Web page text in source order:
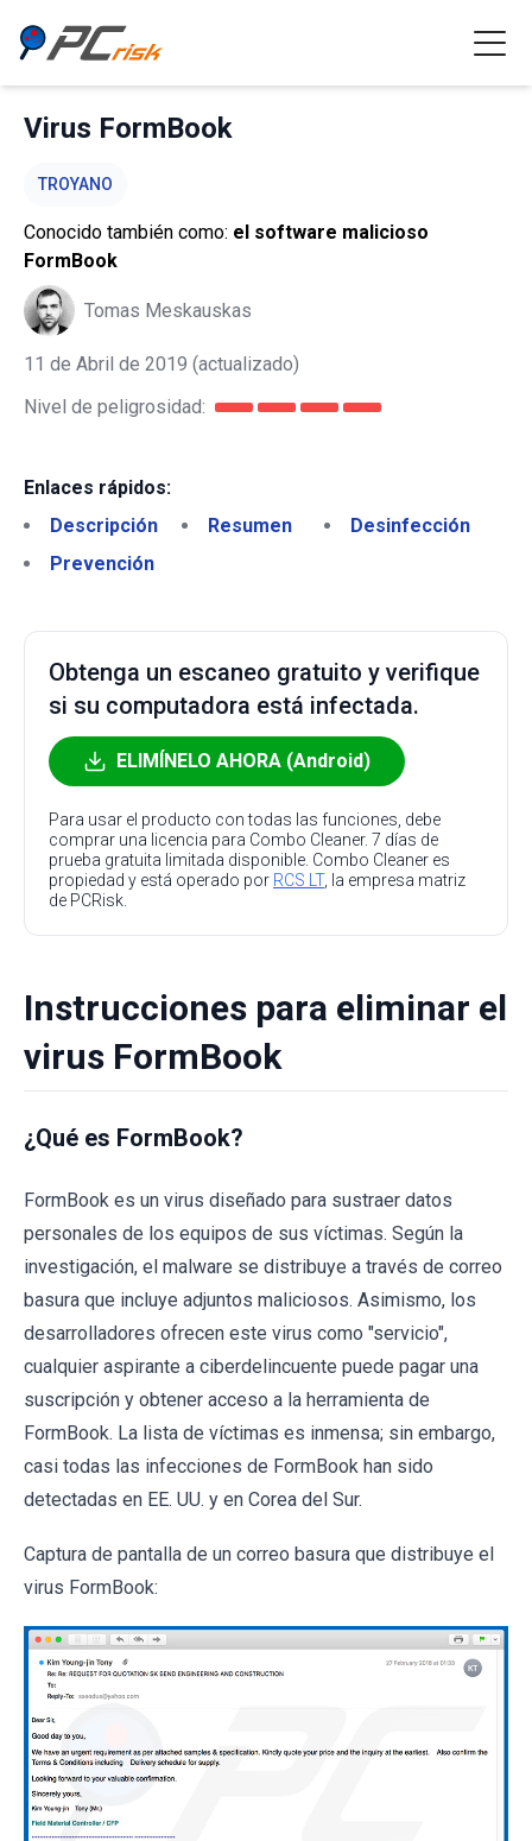
Virus FormBook
TROYANO
Conocido también como: el software malicioso
FormBook
Tomas Meskauskas
11 de Abril de 2019 (actualizado)
Nivel de peligrosidad:
Enlaces rápidos:
Descripción
Resumen
Desinfección
Prevención
Obtenga un escaneo gratuito y verifique
si su computadora está infectada.
ELIMÍNELO AHORA (Android)
Para usar el producto con todas las funciones, debe
comprar una licencia para Combo Cleaner. 7 días de
prueba gratuita limitada disponible. Combo Cleaner es
propiedad y está operado por RCS LT, la empresa matriz
de PCRisk.
Instrucciones para eliminar el
virus FormBook
¿Qué es FormBook?
FormBook es un virus diseñado para sustraer datos
personales de los equipos de sus víctimas. Según la
investigación, el malware se distribuye a través de correo
basura que incluye adjuntos maliciosos. Asimismo, los
desarrolladores ofrecen este virus como "servicio",
cualquier aspirante a ciberdelincuente puede pagar una
suscripción y obtener acceso a la herramienta de
FormBook. La lista de víctimas es inmensa; sin embargo,
casi todas las infecciones de FormBook han sido
detectadas en EE. UU. y en Corea del Sur.
Captura de pantalla de un correo basura que distribuye el
virus FormBook: